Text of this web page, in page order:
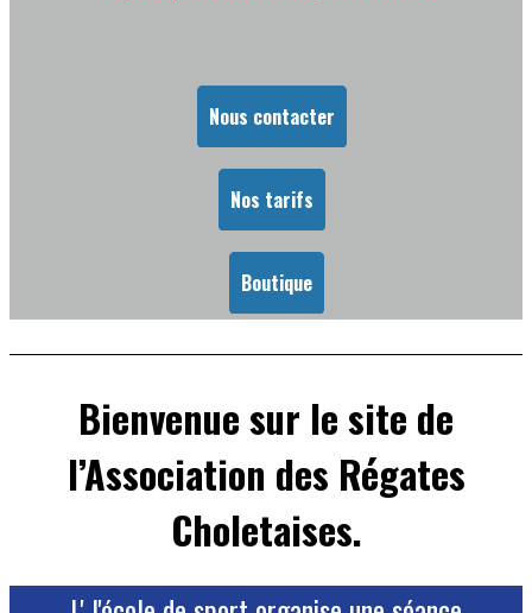
Nous contacter
Nos tarifs
Boutique
Bienvenue sur le site de
l’Association des Régates
Choletaises.